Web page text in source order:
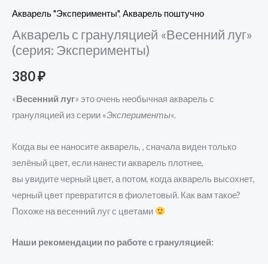
Акварель "Эксперименты", Акварель поштучно
Акварель с грануляцией «Весенний луг»
(серия: Эксперименты)
380₽
«Весенний луг» это очень необычная акварель с
грануляцией из серии «Эксперименты«.
Когда вы ее наносите акварель, , сначала виден только
зелёный цвет, если нанести акварель плотнее,
вы увидите черный цвет, а потом, когда акварель высохнет,
черный цвет превратится в фиолетовый. Как вам такое?
Похоже на весенний луг с цветами
Наши рекомендации по работе с грануляцией: